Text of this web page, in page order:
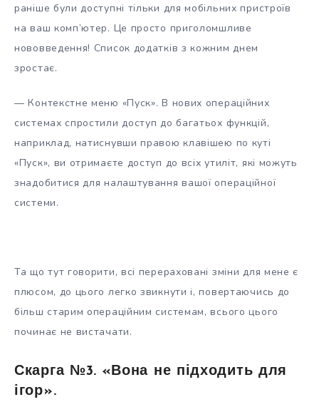
раніше були доступні тільки для мобільних пристроїв
на ваш комп’ютер. Це просто приголомшливе
нововведення! Список додатків з кожним днем
зростає.
— Контекстне меню «Пуск». В нових операційних
системах спростили доступ до багатьох функцій,
наприклад, натиснувши правою клавішею по куті
«Пуск», ви отримаєте доступ до всіх утиліт, які можуть
знадобитися для налаштування вашої операційної
системи.
Та що тут говорити, всі перераховані зміни для мене є
плюсом, до цього легко звикнути і, повертаючись до
більш старим операційним системам, всього цього
починає не вистачати.
Скарга №3. «Вона не підходить для
ігор».